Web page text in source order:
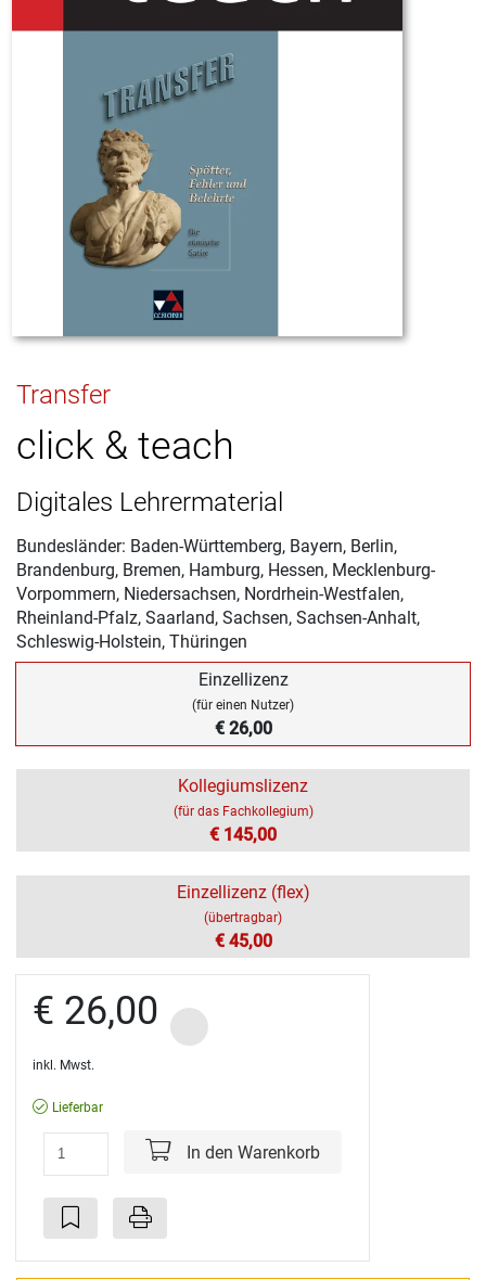
Transfer
click & teach
Digitales Lehrermaterial
Bundesländer: Baden-Württemberg, Bayern, Berlin,
Brandenburg, Bremen, Hamburg, Hessen, Mecklenburg-
Vorpommern, Niedersachsen, Nordrhein-Westfalen,
Rheinland-Pfalz, Saarland, Sachsen, Sachsen-Anhalt,
Schleswig-Holstein, Thüringen
Einzellizenz
(für einen Nutzer)
€ 26,00
Kollegiumslizenz
(für das Fachkollegium)
€ 145,00
Einzellizenz (flex)
(übertragbar)
€ 45,00
€ 26,00
inkl. Mwst.
Lieferbar
In den Warenkorb